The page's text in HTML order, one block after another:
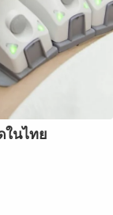
ในไทย